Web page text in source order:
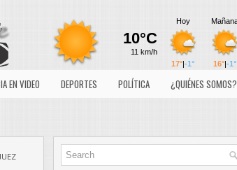
EN VIDEO DEPORTES POLÍTICA ¿QUIÉNES SOMOS?